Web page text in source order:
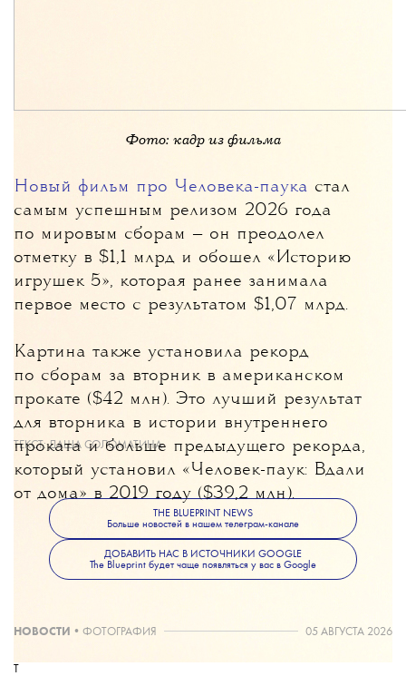
Фото: кадр из фильма
Новый фильм про Человека-паука стал
самым успешным релизом 2026 года
по мировым сборам — он преодолел
отметку в $1,1 млрд и обошел «Историю
игрушек 5», которая ранее занимала
первое место с результатом $1,07 млрд.
Картина также установила рекорд
по сборам за вторник в американском
прокате ($42 млн). Это лучший результат
для вторника в истории внутреннего
проката и больше предыдущего рекорда,
который установил «Человек-паук: Вдали
от дома» в 2019 году ($39,2 млн).
ТЕКСТ:ДАША СОЛОМАТИНА
THE BLUEPRINT NEWS
Больше новостей в нашем телеграм-канале
ДОБАВИТЬ НАС В ИСТОЧНИКИ GOOGLE
The Blueprint будет чаще появляться у вас в Google
НОВОСТИ • ФОТОГРАФИЯ 05 АВГУСТА 2026
T